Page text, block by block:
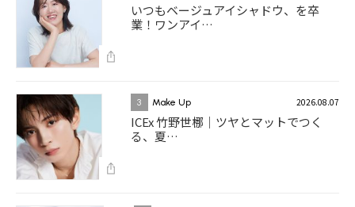
いつもベージュアイシャドウ、を卒
業！ワンアイ…
3 Make Up 2026.08.07
ICEx 竹野世梛｜ツヤとマットでつく
る、夏…